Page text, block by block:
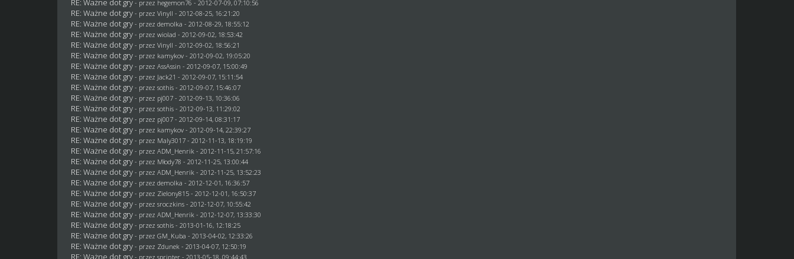
RE: Ważne dot gry - przez hegemon76 - 2012-07-09, 07:10:56
RE: Ważne dot gry - przez Vinyll - 2012-08-25, 16:21:20
RE: Ważne dot gry - przezdemolka - 2012-08-29, 18:55:12
RE: Ważne dot gry - przezwiolad - 2012-09-02, 18:53:42
RE: Ważne dot gry - przez Vinyll - 2012-09-02, 18:56:21
RE: Ważne dot gry - przez kamykov - 2012-09-02, 19:05:20
RE: Ważne dot gry - przez AssAssin - 2012-09-07, 15:00:49
RE: Ważne dot gry - przez Jack21 - 2012-09-07, 15:11:54
RE: Ważne dot gry - przezsothis - 2012-09-07, 15:46:07
RE: Ważne dot gry - przez pj007 - 2012-09-13, 10:36:06
RE: Ważne dot gry - przezsothis - 2012-09-13, 11:29:02
RE: Ważne dot gry - przez pj007 - 2012-09-14, 08:31:17
RE: Ważne dot gry - przez kamykov - 2012-09-14, 22:39:27
RE: Ważne dot gry - przez Maly3017 - 2012-11-13, 18:19:19
RE: Ważne dot gry - przezADM_Henrik - 2012-11-15, 21:57:16
RE: Ważne dot gry - przez Młody78 - 2012-11-25, 13:00:44
RE: Ważne dot gry - przezADM_Henrik - 2012-11-25, 13:52:23
RE: Ważne dot gry - przezdemolka - 2012-12-01, 16:36:57
RE: Ważne dot gry - przez Zielony815 - 2012-12-01, 16:50:37
RE: Ważne dot gry - przezsroczkins - 2012-12-07, 10:55:42
RE: Ważne dot gry - przezADM_Henrik - 2012-12-07, 13:33:30
RE: Ważne dot gry - przezsothis - 2013-01-16, 12:18:25
RE: Ważne dot gry - przezGM_Kuba - 2013-04-02, 12:33:26
RE: Ważne dot gry - przez Zdunek - 2013-04-07, 12:50:19
RE: Ważne dot gry - przez sprinter - 2013-05-18, 09:44:43